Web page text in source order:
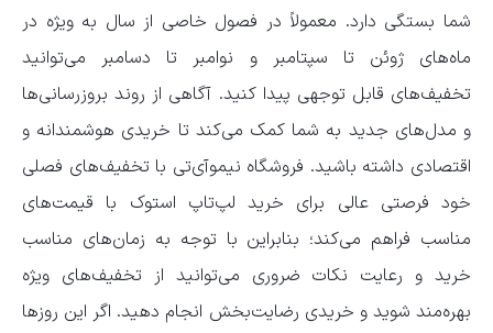
شما بستگی دارد. معمولاً در فصول خاصی از سال به ویژه در
ماه‌های ژوئن تا سپتامبر و نوامبر تا دسامبر می‌توانید
تخفیف‌های قابل توجهی پیدا کنید. آگاهی از روند بروزرسانی‌ها
و مدل‌های جدید به شما کمک می‌کند تا خریدی هوشمندانه و
اقتصادی داشته باشید. فروشگاه نیموآی‌تی با تخفیف‌های فصلی
خود فرصتی عالی برای خرید لپ‌تاپ استوک با قیمت‌های
مناسب فراهم می‌کند؛ بنابراین با توجه به زمان‌های مناسب
خرید و رعایت نکات ضروری می‌توانید از تخفیف‌های ویژه
بهره‌مند شوید و خریدی رضایت‌بخش انجام دهید. اگر این روزها